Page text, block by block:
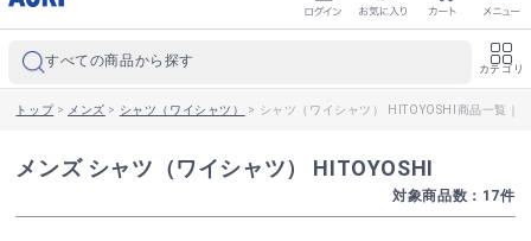
すべての商品から探す カテゴリ
トップ> メンズ > シャツ（ワイシャツ） > シャツ（ワイシャツ） HITOYOSHI商品一覧｜
メンズ シャツ（ワイシャツ） HITOYOSHI
対象商品数： 17件